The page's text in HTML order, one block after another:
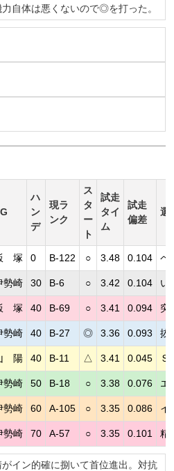
自体は悪くないので◎を打った。
ハ
ン
デ
現ラ
ンク
ス
タ
ー
ト
試走
タイ
ム
試走
偏差
選
塚 0 B-122 ○ 3.48 0.104 ペ
勢崎 30 B-6 ○ 3.42 0.104 い
塚 40 B-69 ○ 3.41 0.094 突
勢崎 40 B-27 ◎ 3.36 0.093 抜
陽 40 B-11 △ 3.41 0.045 Ｓ
勢崎 50 B-18 ○ 3.38 0.076 エ
勢崎 60 A-105 ○ 3.35 0.086 イ
勢崎 70 A-57 ○ 3.35 0.101 精
イン的確に捌いて首位進出。対抗